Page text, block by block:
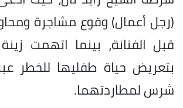
(رجل أعمال) وقوع مشاجرة
قبل الفنانة، بينما اتهمت
بتعريض حياة طفليها للخطر
شرس لمطاردتهما.